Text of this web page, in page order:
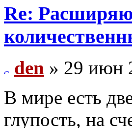
Re:
den » 29 июн
В мире есть
глупость, на